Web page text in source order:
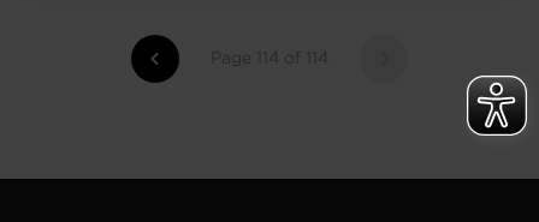
Page 114 of 114